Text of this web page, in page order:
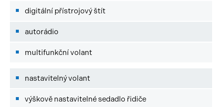
digitální přístrojový štít
autorádio
multifunkční volant
nastavitelný volant
výškově nastavitelné sedadlo řidiče